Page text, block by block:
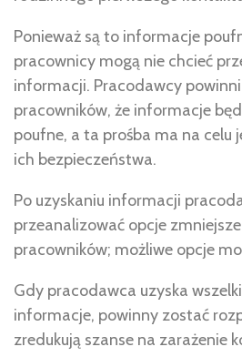
Ponieważ są to informacje
pracownicy mogą nie chcieć
informacji. Pracodawcy
pracowników, że informacje
poufne, a ta prośba ma na celu
ich bezpieczeństwa.
Po uzyskaniu informacji
przeanalizować opcje
pracowników; możliwe opcje
Gdy pracodawca uzyska
informacje, powinny zostać
zredukują szanse na zarażenie